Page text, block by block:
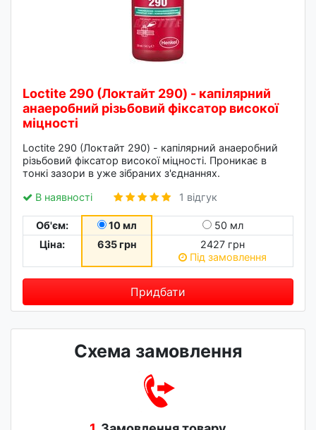
Loctite 290 (Локтайт 290) - капілярний
анаеробний різьбовий фіксатор високої
міцності
Loctite 290 (Локтайт 290) - капілярний анаеробний
різьбовий фіксатор високої міцності. Проникає в
тонкі зазори в уже зібраних з'єднаннях.
В наявності
1 відгук
Об'єм: 10 мл
50 мл
Ціна:
635 грн
2427 грн
Під замовлення
Придбати
Схема замовлення